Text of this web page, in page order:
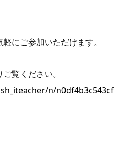
にご参加いただけます。
覧ください。
n/n0df4b3c543cf